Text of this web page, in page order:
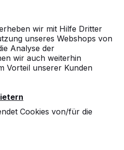
wir mit Hilfe Dritter
unseres Webshops von
Analyse der
wir auch weiterhin
Vorteil unserer Kunden
Cookies von/für die